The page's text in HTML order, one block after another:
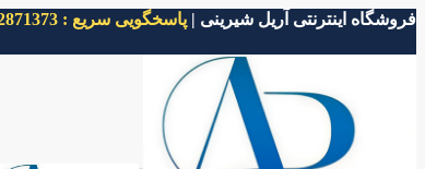
فروشگاه اینترنتی آریل شیرینی | پاسخگویی سریع : 09122871373